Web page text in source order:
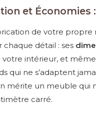
et Économies
de votre propre
détail : ses
votre intérieur, et
qui ne s’adaptent
mérite un meuble qui
carré.